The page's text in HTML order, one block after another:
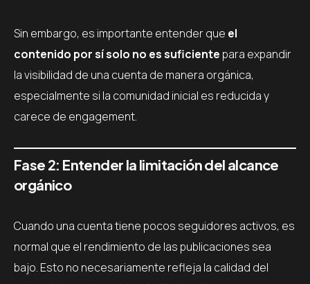
Sin embargo, es importante entender que el
contenido por sí solo no es suficiente para expandir
la visibilidad de una cuenta de manera orgánica,
especialmente si la comunidad inicial es reducida y
carece de engagement.
Fase 2: Entender la limitación del alcance
orgánico
Cuando una cuenta tiene pocos seguidores activos, es
normal que el rendimiento de las publicaciones sea
bajo. Esto no necesariamente refleja la calidad del